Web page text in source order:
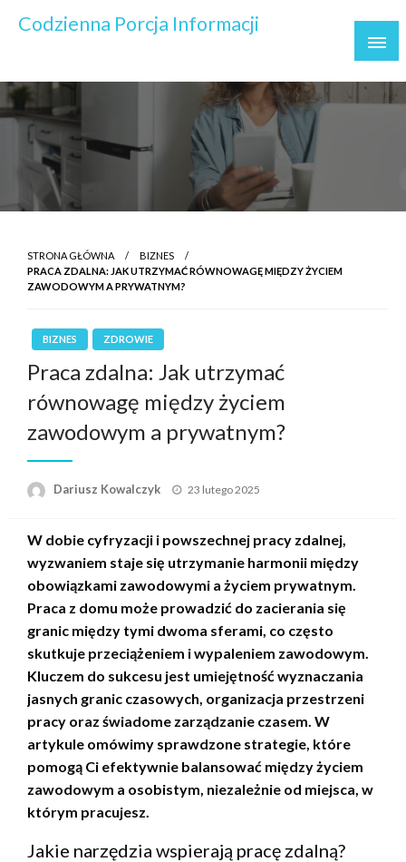
Codzienna Porcja Informacji
STRONA GŁÓWNA
BIZNES
PRACA ZDALNA: JAK UTRZYMAĆ RÓWNOWAGĘ MIĘDZY ŻYCIEM
ZAWODOWYM A PRYWATNYM?
BIZNES ZDROWIE
Praca zdalna: Jak utrzymać
równowagę między życiem
zawodowym a prywatnym?
Dariusz Kowalczyk
Opublikowane
23 lutego 2025
W dobie cyfryzacji i powszechnej pracy zdalnej,
wyzwaniem staje się utrzymanie harmonii między
obowiązkami zawodowymi a życiem prywatnym.
Praca z domu może prowadzić do zacierania się
granic między tymi dwoma sferami, co często
skutkuje przeciążeniem i wypaleniem zawodowym.
Kluczem do sukcesu jest umiejętność wyznaczania
jasnych granic czasowych, organizacja przestrzeni
pracy oraz świadome zarządzanie czasem. W
artykule omówimy sprawdzone strategie, które
pomogą Ci efektywnie balansować między życiem
zawodowym a osobistym, niezależnie od miejsca, w
którym pracujesz.
Jakie narzędzia wspierają pracę zdalną?